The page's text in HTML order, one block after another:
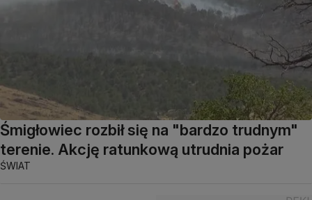
Śmigłowiec rozbił się na "bardzo trudnym"
terenie. Akcję ratunkową utrudnia pożar
ŚWIAT